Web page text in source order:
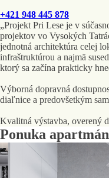
+421 948 445 878
„Projekt Pri Lese je v
projektov vo Vysokých
jednotná architektúra celej
infraštruktúrou a najmä
ktorý sa začína prakticky
Výborná dopravná
diaľnice a predovšetkým
Kvalitná výstavba, overený
Ponuka